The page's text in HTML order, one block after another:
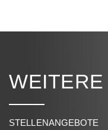
STELLENANGEBOTE